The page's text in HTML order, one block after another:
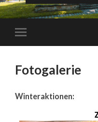
Fotogalerie
Winteraktionen: